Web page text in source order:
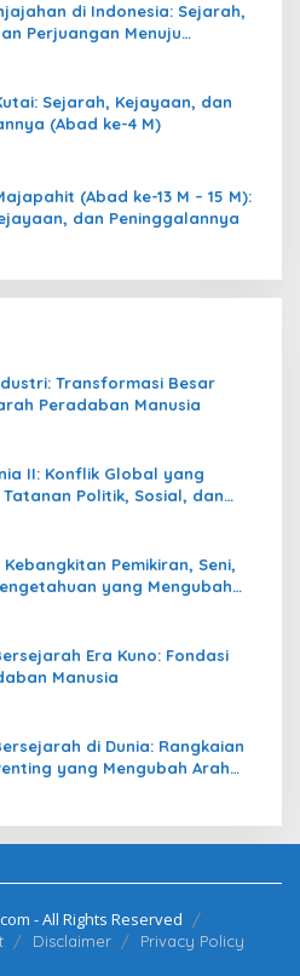
di Indonesia: Sejarah,
Perjuangan Menuju
Sejarah, Kejayaan, dan
(Abad ke-4 M)
(Abad ke-13 M – 15 M):
dan Peninggalannya
Transformasi Besar
Peradaban Manusia
II: Konflik Global yang
Tatanan Politik, Sosial, dan
Kebangkitan Pemikiran, Seni,
yang Mengubah
Era Kuno: Fondasi
Manusia
di Dunia: Rangkaian
yang Mengubah Arah
- All Rights Reserved
Disclaimer Privacy Policy